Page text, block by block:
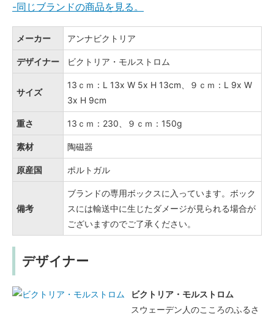
-同じブランドの商品を見る。
メーカー アンナビクトリア
デザイナー ビクトリア・モルストロム
サイズ
13ｃｍ：L 13x W 5x H 13cm、９ｃｍ：L 9x W
3x H 9cm
重さ 13ｃｍ：230、９ｃｍ：150g
素材 陶磁器
原産国 ポルトガル
備考
ブランドの専用ボックスに入っています。ボック
スには輸送中に生じたダメージが見られる場合が
ございますのでご了承ください。
デザイナー
ビクトリア・モルストロム
スウェーデン人のこころのふるさ